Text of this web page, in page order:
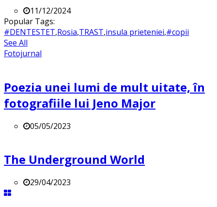
11/12/2024
Popular Tags:
#DENTESTET,Rosia,TRAST,insula prieteniei,#copii
See All
Fotojurnal
Poezia unei lumi de mult uitate, în
fotografiile lui Jeno Major
05/05/2023
The Underground World
29/04/2023